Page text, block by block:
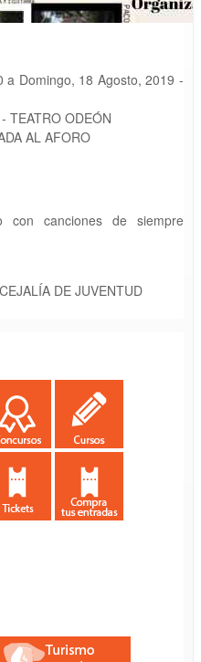
a Domingo, 18 Agosto, 2019 -
TEATRO ODEÓN
AL AFORO
con canciones de siempre
DE JUVENTUD